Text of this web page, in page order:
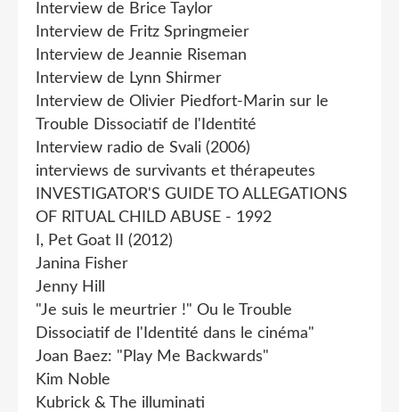
Interview de Brice Taylor
Interview de Fritz Springmeier
Interview de Jeannie Riseman
Interview de Lynn Shirmer
Interview de Olivier Piedfort-Marin sur le
Trouble Dissociatif de l'Identité
Interview radio de Svali (2006)
interviews de survivants et thérapeutes
INVESTIGATOR'S GUIDE TO ALLEGATIONS
OF RlTUAL CHILD ABUSE - 1992
I, Pet Goat II (2012)
Janina Fisher
Jenny Hill
"Je suis le meurtrier !" Ou le Trouble
Dissociatif de l'Identité dans le cinéma"
Joan Baez: "Play Me Backwards"
Kim Noble
Kubrick & The illuminati